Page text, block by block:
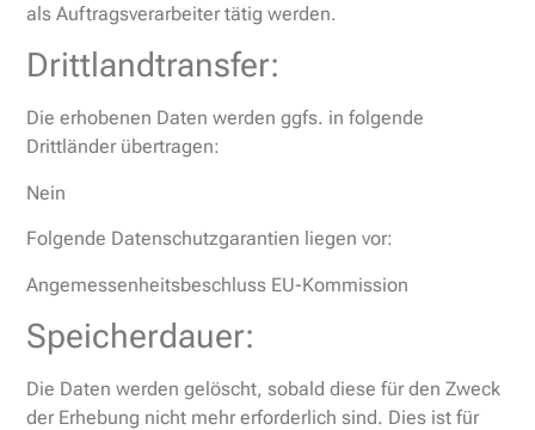
als Auftragsverarbeiter tätig werden.
Drittlandtransfer:
Die erhobenen Daten werden ggfs. in folgende
Drittländer übertragen:
Nein
Folgende Datenschutzgarantien liegen vor:
Angemessenheitsbeschluss EU-Kommission
Speicherdauer:
Die Daten werden gelöscht, sobald diese für den Zweck
der Erhebung nicht mehr erforderlich sind. Dies ist für